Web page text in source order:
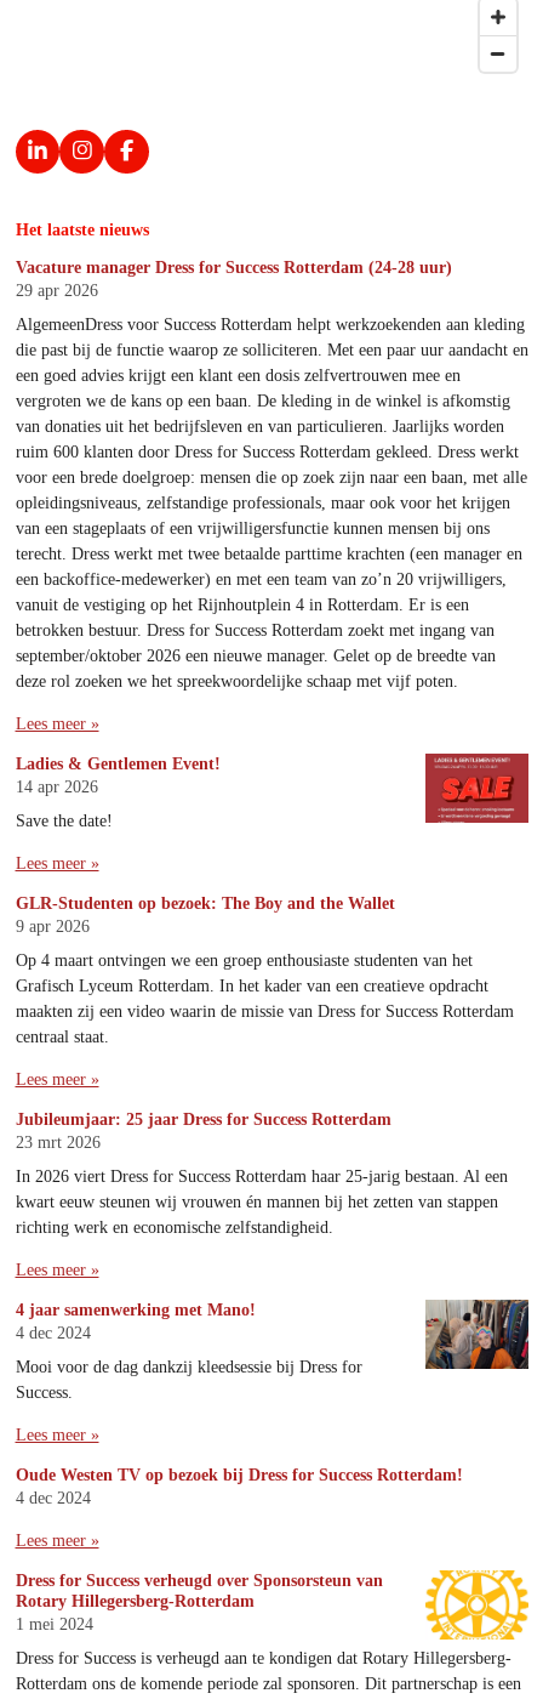
L
i
e
I
n
I
n
a
r
a
m
F
a
b
o
Het laatste nieuws
Vacature manager Dress for Success Rotterdam (24-28 uur)
29 apr 2026
AlgemeenDress voor Success Rotterdam helpt werkzoekenden aan kleding
die past bij de functie waarop ze solliciteren. Met een paar uur aandacht en
een goed advies krijgt een klant een dosis zelfvertrouwen mee en
vergroten we de kans op een baan. De kleding in de winkel is afkomstig
van donaties uit het bedrijfsleven en van particulieren. Jaarlijks worden
ruim 600 klanten door Dress for Success Rotterdam gekleed. Dress werkt
voor een brede doelgroep: mensen die op zoek zijn naar een baan, met alle
opleidingsniveaus, zelfstandige professionals, maar ook voor het krijgen
van een stageplaats of een vrijwilligersfunctie kunnen mensen bij ons
terecht. Dress werkt met twee betaalde parttime krachten (een manager en
een backoffice-medewerker) en met een team van zo’n 20 vrijwilligers,
vanuit de vestiging op het Rijnhoutplein 4 in Rotterdam. Er is een
betrokken bestuur. Dress for Success Rotterdam zoekt met ingang van
september/oktober 2026 een nieuwe manager. Gelet op de breedte van
deze rol zoeken we het spreekwoordelijke schaap met vijf poten.
Lees meer »
Ladies & Gentlemen Event!
14 apr 2026
Save the date!
Lees meer »
GLR-Studenten op bezoek: The Boy and the Wallet
9 apr 2026
Op 4 maart ontvingen we een groep enthousiaste studenten van het
Grafisch Lyceum Rotterdam. In het kader van een creatieve opdracht
maakten zij een video waarin de missie van Dress for Success Rotterdam
centraal staat.
Lees meer »
Jubileumjaar: 25 jaar Dress for Success Rotterdam
23 mrt 2026
In 2026 viert Dress for Success Rotterdam haar 25-jarig bestaan. Al een
kwart eeuw steunen wij vrouwen én mannen bij het zetten van stappen
richting werk en economische zelfstandigheid.
Lees meer »
4 jaar samenwerking met Mano!
4 dec 2024
Mooi voor de dag dankzij kleedsessie bij Dress for
Success.
Lees meer »
Oude Westen TV op bezoek bij Dress for Success Rotterdam!
4 dec 2024
Lees meer »
Dress for Success verheugd over Sponsorsteun van
Rotary Hillegersberg-Rotterdam
1 mei 2024
Dress for Success is verheugd aan te kondigen dat Rotary Hillegersberg-
Rotterdam ons de komende periode zal sponsoren. Dit partnerschap is een